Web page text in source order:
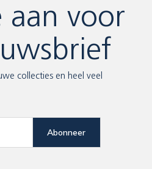
aan voor
collecties en heel veel
Abonneer